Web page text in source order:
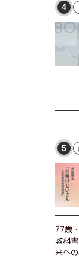
出島
きた
士と
詞「
めい
4
5
77歳
教科
来へ